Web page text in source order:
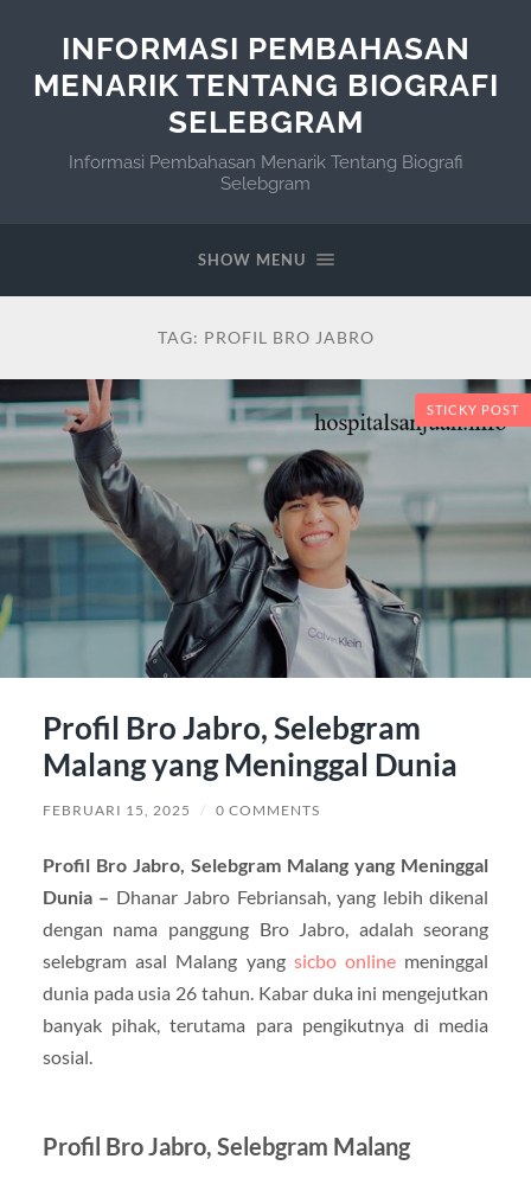
INFORMASI PEMBAHASAN
MENARIK TENTANG BIOGRAFI
SELEBGRAM
Informasi Pembahasan Menarik Tentang Biografi
Selebgram
SHOW MENU
TAG: PROFIL BRO JABRO
STICKY POST
Profil Bro Jabro, Selebgram
Malang yang Meninggal Dunia
FEBRUARI 15, 2025 / 0 COMMENTS
Profil Bro Jabro, Selebgram Malang yang Meninggal
Dunia – Dhanar Jabro Febriansah, yang lebih dikenal
dengan nama panggung Bro Jabro, adalah seorang
selebgram asal Malang yang sicbo onlinemeninggal
dunia pada usia 26 tahun. Kabar duka ini mengejutkan
banyak pihak, terutama para pengikutnya di media
sosial.
Profil Bro Jabro, Selebgram Malang